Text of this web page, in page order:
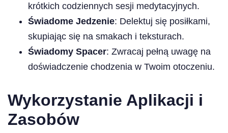
krótkich codziennych sesji medytacyjnych.
Świadome Jedzenie: Delektuj się posiłkami,
skupiając się na smakach i teksturach.
Świadomy Spacer: Zwracaj pełną uwagę na
doświadczenie chodzenia w Twoim otoczeniu.
Wykorzystanie Aplikacji i
Zasobów